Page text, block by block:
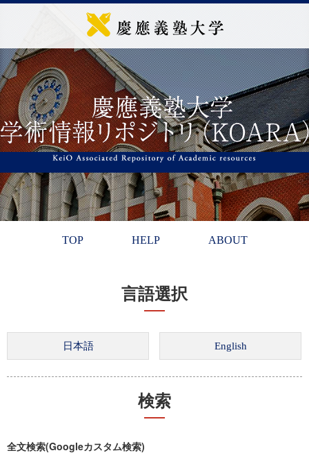
TOP HELP ABOUT
言語選択
検索
全文検索(Googleカスタム検索)